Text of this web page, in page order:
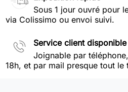
Sous 1 jour ouvré pour
via Colissimo ou envoi suivi.
Service client disponible
Joignable par
18h, et par mail presque tout le